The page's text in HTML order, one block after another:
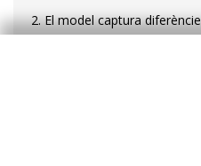
2. El model captura
consum enfront de